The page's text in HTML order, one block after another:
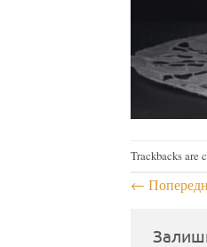
Trackbacks are
←